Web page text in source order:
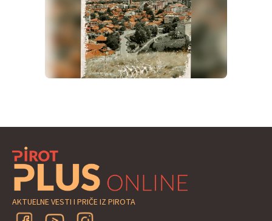
AKTUELNE VESTI I PRIČE IZ PIROTA